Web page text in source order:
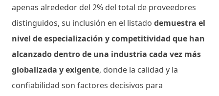
apenas alrededor del 2% del total de proveedores
distinguidos, su inclusión en el listado demuestra el
nivel de especialización y competitividad que han
alcanzado dentro de una industria cada vez más
globalizada y exigente, donde la calidad y la
confiabilidad son factores decisivos para